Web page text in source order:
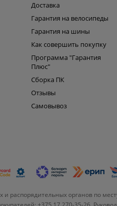
Доставка
Гарантия на велосипеды
Гарантия на шины
Как совершить покупку
Программа "Гарантия
Плюс"
Сборка ПК
Отзывы
Самовывоз
распорядительных органов по